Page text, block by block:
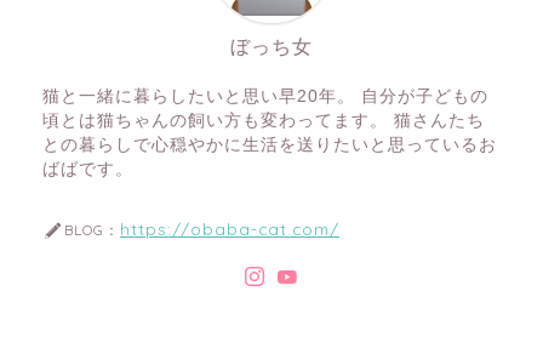
ぼっち女
猫と一緒に暮らしたいと思い早20年。 自分が子どもの
頃とは猫ちゃんの飼い方も変わってます。 猫さんたち
との暮らしで心穏やかに生活を送りたいと思っているお
ばばです。
BLOG： https://obaba-cat.com/